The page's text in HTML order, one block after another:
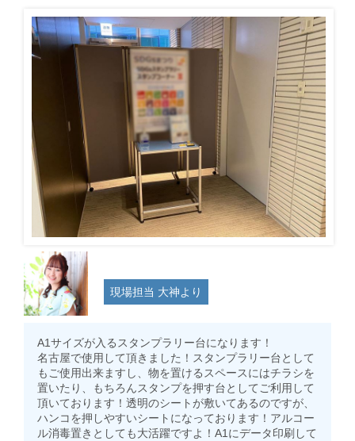
現場担当 大神より
A1サイズが入るスタンプラリー台になります！
名古屋で使用して頂きました！スタンプラリー台として
もご使用出来ますし、物を置けるスペースにはチラシを
置いたり、もちろんスタンプを押す台としてご利用して
頂いております！透明のシートが敷いてあるのですが、
ハンコを押しやすいシートになっております！アルコー
ル消毒置きとしても大活躍ですよ！A1にデータ印刷して